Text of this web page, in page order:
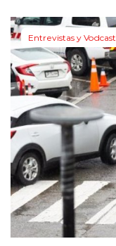
Entrevistas y Vodcast